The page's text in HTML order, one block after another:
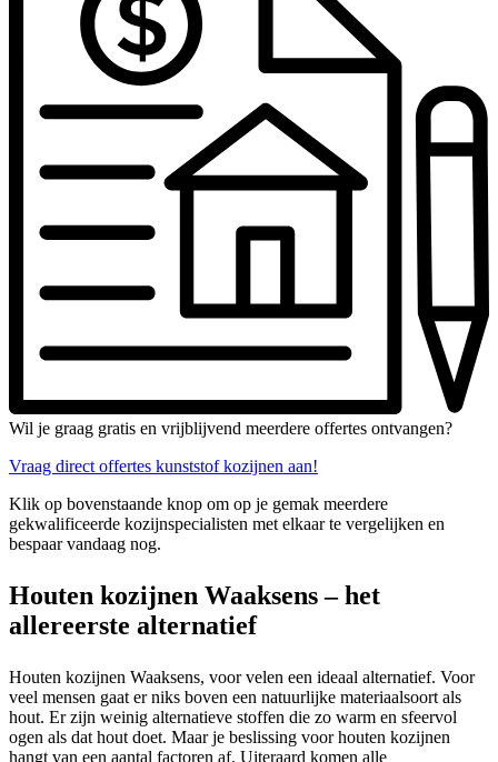
Wil je graag gratis en vrijblijvend meerdere offertes ontvangen?
Vraag direct offertes kunststof kozijnen aan!
Klik op bovenstaande knop om op je gemak meerdere
gekwalificeerde kozijnspecialisten met elkaar te vergelijken en
bespaar vandaag nog.
Houten kozijnen Waaksens – het
allereerste alternatief
Houten kozijnen Waaksens, voor velen een ideaal alternatief. Voor
veel mensen gaat er niks boven een natuurlijke materiaalsoort als
hout. Er zijn weinig alternatieve stoffen die zo warm en sfeervol
ogen als dat hout doet. Maar je beslissing voor houten kozijnen
hangt van een aantal factoren af. Uiteraard komen alle